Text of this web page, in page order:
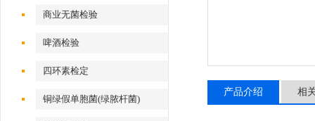
商业无菌检验
啤酒检验
四环素检定
铜绿假单胞菌(绿脓杆菌)
产品介绍 相